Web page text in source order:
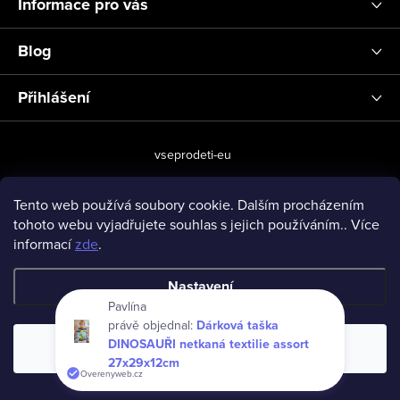
Tento web používá soubory cookie. Dalším procházením
tohoto webu vyjadřujete souhlas s jejich používáním.. Více
informacízde.
Nastavení
Souhlasím
Blog
Přihlášení
vseprodeti-eu
Copyright 2026www.vseprodeti.eu. Všechna práva vyhrazena.
Pavlína
právě objednal: Dárková taška
DINOSAUŘI netkaná textilie assort
27x29x12cm
Overenyweb.cz